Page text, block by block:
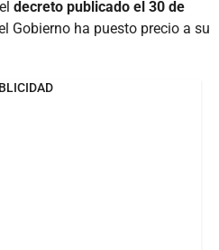
decreto publicado el 30 de
Gobierno ha puesto precio a su